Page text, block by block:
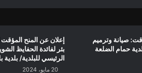
صيانة وترميم
حمام الضلعة
إعلان عن المنح المؤقت
بئر لفائدة الحفايظ
الرئيسي للبلدية/ بلدية
20 مايو، 2024